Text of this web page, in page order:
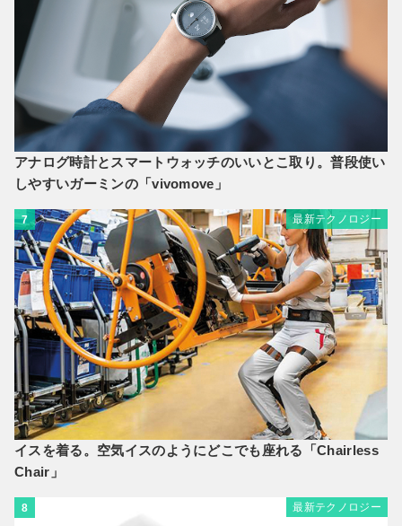
アナログ時計とスマートウォッチのいいとこ取り。普段使い
しやすいガーミンの「vivomove」
7 最新テクノロジー
イスを着る。空気イスのようにどこでも座れる「Chairless
Chair」
8 最新テクノロジー